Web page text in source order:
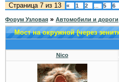
Страница 7 из 13 « 1 2 … 5 6
Форум Узловая » Автомобили и дороги
Мост на окружной (через
Nico